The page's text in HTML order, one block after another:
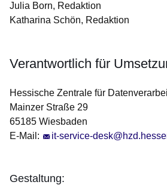
Julia Born, Redaktion
Katharina Schön, Redaktion
Verantwortlich für
Hessische Zentrale für
Mainzer Straße 29
65185 Wiesbaden
E-Mail:
it-service-
Gestaltung: